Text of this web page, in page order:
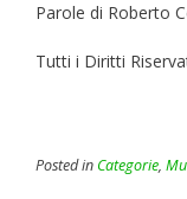
Parole di Roberto
Tutti i Diritti
Posted in Categorie,